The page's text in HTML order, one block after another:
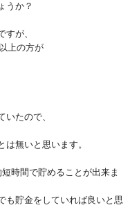
うか？
すが、
上の方が
いたので、
は無いと思います。
時間で貯めることが出来ま
も貯金をしていれば良いと思